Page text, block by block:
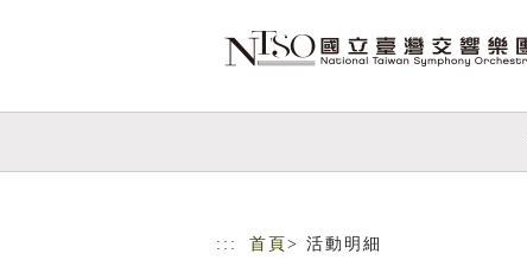
::: 首頁 > 活動明細